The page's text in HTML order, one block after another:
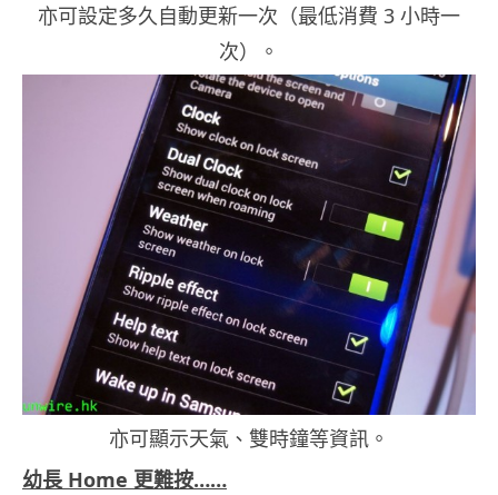
亦可設定多久自動更新一次（最低消費 3 小時一
次）。
亦可顯示天氣、雙時鐘等資訊。
幼長 Home 更難按……